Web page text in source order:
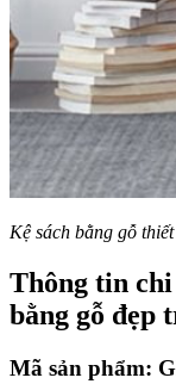
Kệ sách bằng gỗ
Thông tin chi
bằng gỗ đẹp
Mã sản phẩm: